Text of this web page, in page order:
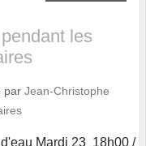
les
par Jean-Christophe
Mardi 23 18h00 /